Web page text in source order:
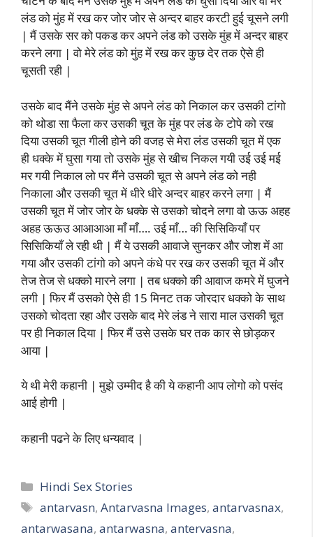
लंड को मुंह में रख कर जोर जोर से अन्दर बाहर करटी हुई चूसने लगी
| मैं उसके सर को पकड कर अपने लंड को उसके मुंह में अन्दर बाहर
करने लगा | वो मेरे लंड को मुंह में रख कर कुछ देर तक ऐसे ही
चूसती रही |
उसके बाद मैंने उसके मुंह से अपने लंड को निकाल कर उसकी टांगो
को थोडा सा फैला कर उसकी चूत के मुंह पर लंड के टोपे को रख
दिया उसकी चूत गीली होने की वजह से मेरा लंड उसकी चूत में एक
ही धक्के में घुसा गया तो उसके मुंह से खीच निकल गयी उई उई मई
मर गयी निकाल लो पर मैंने उसकी चूत से अपने लंड को नही
निकाला और उसकी चूत में धीरे धीरे अन्दर बाहर करने लगा | मैं
उसकी चूत में जोर जोर के धक्के से उसको चोदने लगा वो ऊऊ अहह
अहह ऊऊउ आआआआ माँ माँ…. उई माँ… की सिसिकियाँ पर
सिसिकियाँ ले रही थी | मैं ये उसकी आवाजे सुनकर और जोश में आ
गया और उसकी टांगो को अपने कंधे पर रख कर उसकी चूत में और
तेज तेज से धक्को मारने लगा | तब धक्को की आवाज कमरे में घुजने
लगी | फिर मैं उसको ऐसे ही 15 मिनट तक जोरदार धक्को के साथ
उसको चोदता रहा और उसके बाद मेरे लंड ने सारा माल उसकी चूत
पर ही निकाल दिया | फिर मैं उसे उसके घर तक कार से छोड़कर
आया |
ये थी मेरी कहानी | मुझे उम्मीद है की ये कहानी आप लोगो को पसंद
आई होगी |
कहानी पढने के लिए धन्यवाद |
Categories
Hindi Sex Stories
Tags
antarvasn,Antarvasna Images,antarvasnax,
antarwasana, antarwasna, antervasna,